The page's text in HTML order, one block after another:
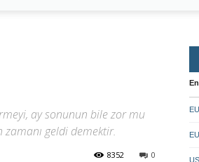
ay sonunun bile zor mu
zamanı geldi demektir.
0
8352